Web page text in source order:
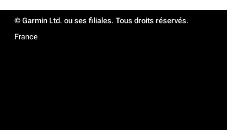
© Garmin Ltd. ou ses filiales. Tous droits réservés.
France